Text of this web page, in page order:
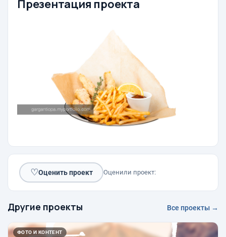
Презентация проекта
♡Оценить проект Оценили проект:
Другие проекты Все проекты →
ФОТО И КОНТЕНТ